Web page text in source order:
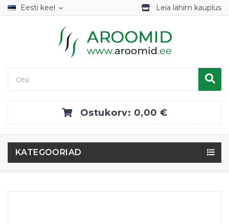
Eesti keel expand_more Leia lähim kauplus
Ostukorv: 0,00 €
KATEGOORIAD